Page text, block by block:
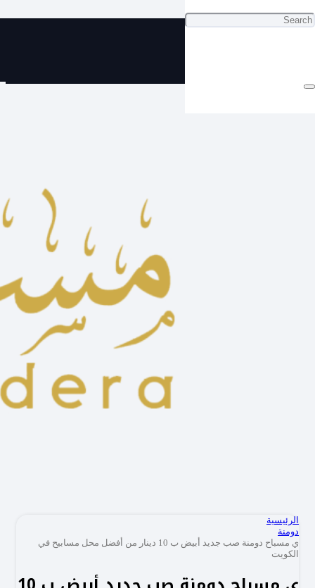
الرئيسية
دومنة
ي مسباح دومنة صب جديد أبيض ب 10 دينار من أفضل محل مسابيح في
الكويت